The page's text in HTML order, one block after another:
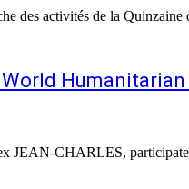
des activités de la
JEAN-CHARLES,